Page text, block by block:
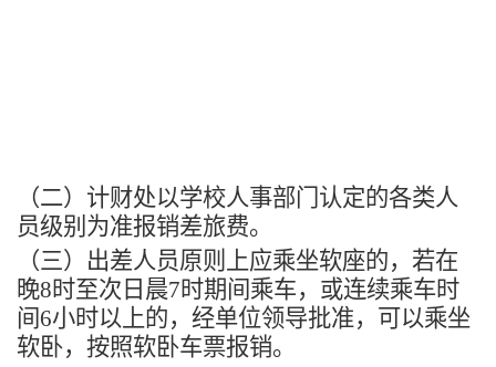
（二）计财处以学校人事部门认定的各类人
员级别为准报销差旅费。
（三）出差人员原则上应乘坐软座的，若在
晚8时至次日晨7时期间乘车，或连续乘车时
间6小时以上的，经单位领导批准，可以乘坐
软卧，按照软卧车票报销。